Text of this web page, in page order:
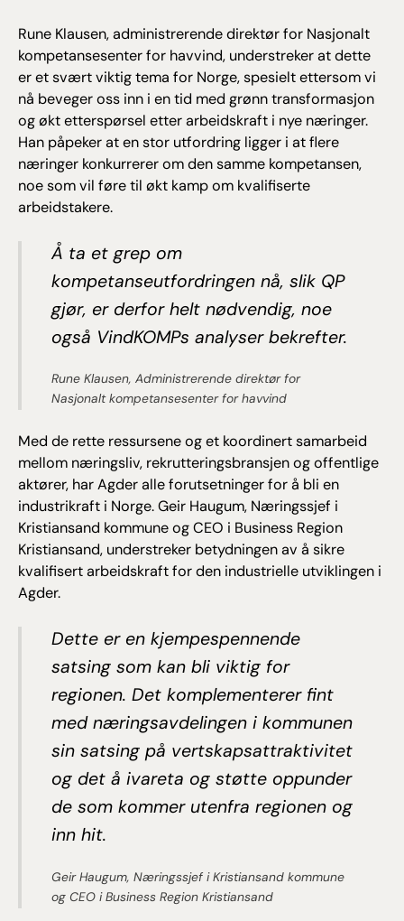
Rune Klausen, administrerende direktør for Nasjonalt
kompetansesenter for havvind, understreker at dette
er et svært viktig tema for Norge, spesielt ettersom vi
nå beveger oss inn i en tid med grønn transformasjon
og økt etterspørsel etter arbeidskraft i nye næringer.
Han påpeker at en stor utfordring ligger i at flere
næringer konkurrerer om den samme kompetansen,
noe som vil føre til økt kamp om kvalifiserte
arbeidstakere.
Å ta et grep om
kompetanseutfordringen nå, slik QP
gjør, er derfor helt nødvendig, noe
også VindKOMPs analyser bekrefter.
Rune Klausen, Administrerende direktør for
Nasjonalt kompetansesenter for havvind
Med de rette ressursene og et koordinert samarbeid
mellom næringsliv, rekrutteringsbransjen og offentlige
aktører, har Agder alle forutsetninger for å bli en
industrikraft i Norge. Geir Haugum, Næringssjef i
Kristiansand kommune og CEO i Business Region
Kristiansand, understreker betydningen av å sikre
kvalifisert arbeidskraft for den industrielle utviklingen i
Agder.
Dette er en kjempespennende
satsing som kan bli viktig for
regionen. Det komplementerer fint
med næringsavdelingen i kommunen
sin satsing på vertskapsattraktivitet
og det å ivareta og støtte oppunder
de som kommer utenfra regionen og
inn hit.
Geir Haugum, Næringssjef i Kristiansand kommune
og CEO i Business Region Kristiansand